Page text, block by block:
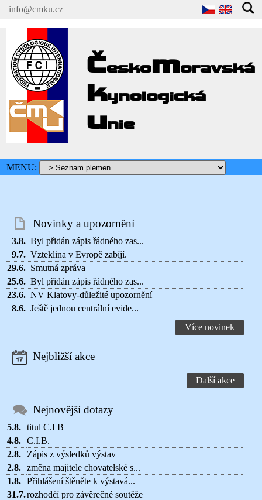
info@cmku.cz |
Českomoravská
kynologická
unie
MENU:
Novinky a upozornění
3.8. Byl přidán zápis řádného zas...
9.7. Vzteklina v Evropě zabíjí.
29.6. Smutná zpráva
25.6. Byl přidán zápis řádného zas...
23.6. NV Klatovy-důležité upozornění
8.6. Ještě jednou centrální evide...
Více novinek
Nejbližší akce
Další akce
Nejnovější dotazy
5.8. titul C.I B
4.8. C.I.B.
2.8.
Zápis z výsledků výstav
2.8. změna majitele chovatelské s...
1.8. Přihlášení štěněte k výstavá...
31.7.rozhodčí pro závěrečné soutěže